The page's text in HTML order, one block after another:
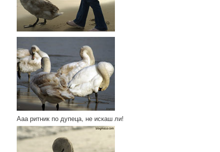
Ааа ритник по дупеца, не искаш ли!